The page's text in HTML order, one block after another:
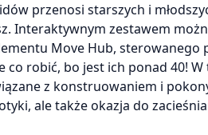
przenosi starszych i
Interaktywnym zestawem
Move Hub, sterowanego
co robić, bo jest ich ponad 40!
z konstruowaniem i
ale także okazja do